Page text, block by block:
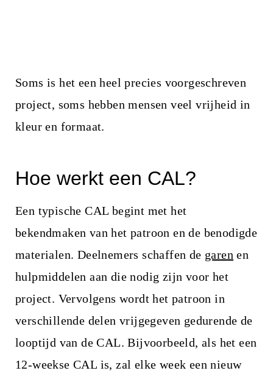
Soms is het een heel precies voorgeschreven
project, soms hebben mensen veel vrijheid in
kleur en formaat.
Hoe werkt een CAL?
Een typische CAL begint met het
bekendmaken van het patroon en de benodigde
materialen. Deelnemers schaffen de garen en
hulpmiddelen aan die nodig zijn voor het
project. Vervolgens wordt het patroon in
verschillende delen vrijgegeven gedurende de
looptijd van de CAL. Bijvoorbeeld, als het een
12-weekse CAL is, zal elke week een nieuw